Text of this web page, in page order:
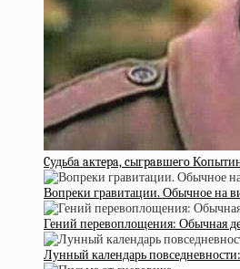
Cудьбa aктepa, cыгpaвшeгo
Вопреки гравитации. Обычное на
Гений перевоплощения: Обычная
Лунный календарь